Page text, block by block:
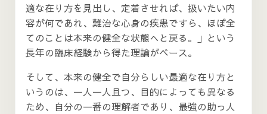
適な在り方を見出し、定着させれば、扱いたい内
容が何であれ、難治な心身の疾患ですら、ほぼ全
てのことは本来の健全な状態へと戻る。」という
長年の臨床経験から得た理論がベース。
そして、本来の健全で自分らしい最適な在り方と
いうのは、一人一人且つ、目的によっても異なる
ため、自分の一番の理解者であり、最強の助っ人